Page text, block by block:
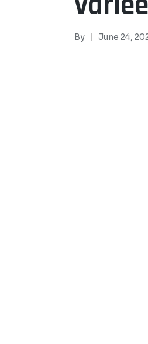
By June 24,